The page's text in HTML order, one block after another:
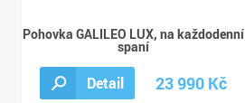
Pohovka GALILEO LUX, na každodenní
spaní
Detail 23 990 Kč